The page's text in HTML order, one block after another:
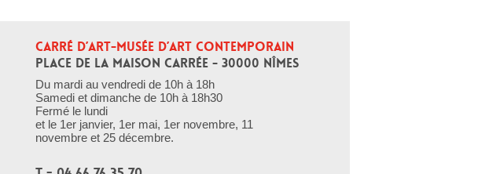
CARRÉ D’ART-MUSÉE D’ART CONTEMPORAIN
PLACE DE LA MAISON CARRÉE - 30000 NÎMES
Du mardi au vendredi de 10h à 18h
Samedi et dimanche de 10h à 18h30
Fermé le lundi
et le 1er janvier, 1er mai, 1er novembre, 11
novembre et 25 décembre.